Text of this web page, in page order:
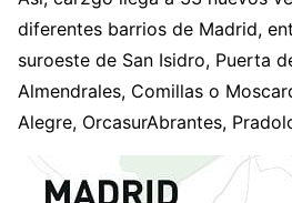
diferentes barrios de Madrid,
suroeste de San Isidro, Puerta
Almendrales, Comillas o
Alegre, OrcasurAbrantes,